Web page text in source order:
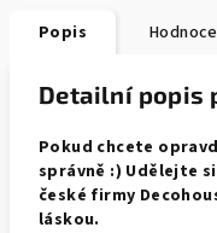
Popis
Detailní popis
Pokud chcete
správně :) Udělejte
české firmy
láskou.